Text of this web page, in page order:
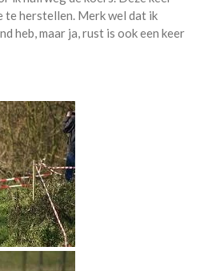
te herstellen. Merk wel dat ik
heb, maar ja, rust is ook een keer